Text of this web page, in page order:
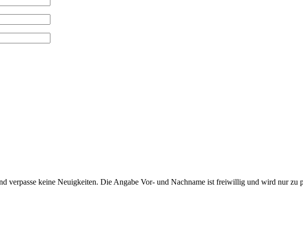
verpasse keine Neuigkeiten. Die Angabe Vor- und Nachname ist freiwillig und wird nur zu